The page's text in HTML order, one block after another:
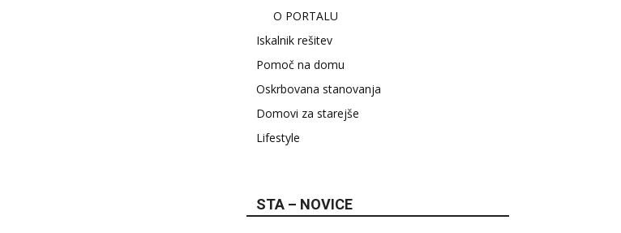
O PORTALU
Iskalnik rešitev
Pomoč na domu
Oskrbovana stanovanja
Domovi za starejše
Lifestyle
STA – NOVICE